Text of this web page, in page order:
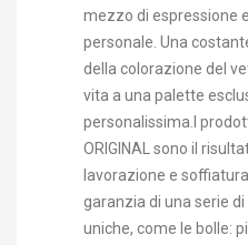
mezzo di espressione
personale. Una
della colorazione del
vita a una palette
personalissima.I
ORIGINAL sono il
lavorazione e
garanzia di una serie
uniche, come le bolle: